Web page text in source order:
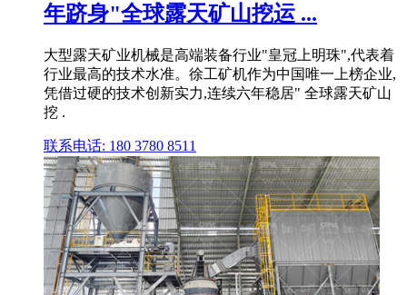
年跻身"全球露天矿山挖运 ...
大型露天矿业机械是高端装备行业"皇冠上明珠",代表着
行业最高的技术水准。徐工矿机作为中国唯一上榜企业,
凭借过硬的技术创新实力,连续六年稳居" 全球露天矿山
挖 .
联系电话: 180 3780 8511